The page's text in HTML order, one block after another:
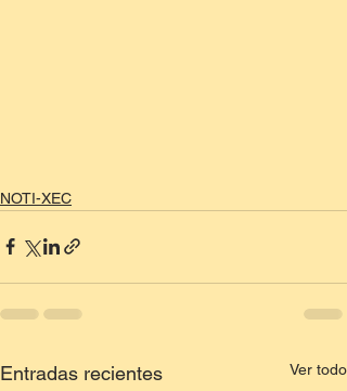
NOTI-XEC
Entradas recientes Ver todo